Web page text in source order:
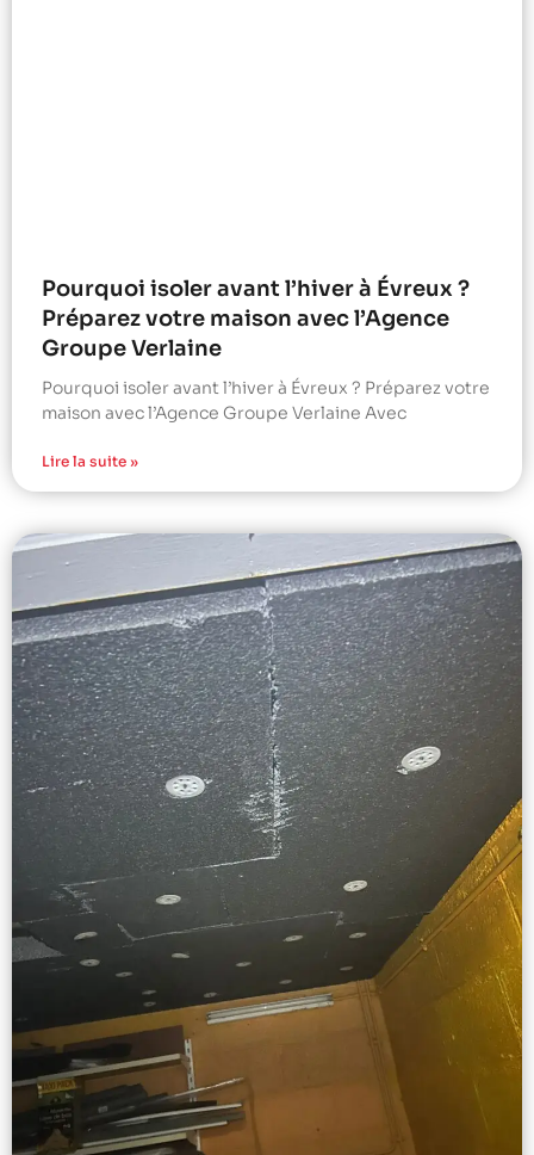
Pourquoi isoler avant l’hiver à Évreux ?
Préparez votre maison avec l’Agence
Groupe Verlaine
Pourquoi isoler avant l’hiver à Évreux ? Préparez votre
maison avec l’Agence Groupe Verlaine Avec
Lire la suite »